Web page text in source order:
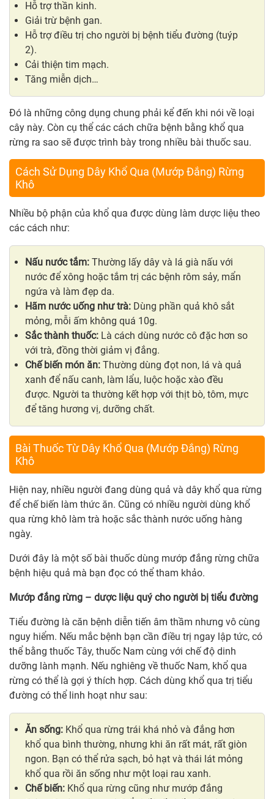
Hỗ trợ thần kinh.
Giải trừ bệnh gan.
Hỗ trợ điều trị cho người bị bệnh tiểu đường (tuýp
2).
Cải thiện tim mạch.
Tăng miễn dịch…
Đó là những công dụng chung phải kể đến khi nói về loại
cây này. Còn cụ thể các cách chữa bệnh bằng khổ qua
rừng ra sao sẽ được trình bày trong nhiều bài thuốc sau.
Cách Sử Dụng Dây Khổ Qua (Mướp Đắng) Rừng
Khô
Nhiều bộ phận của khổ qua được dùng làm dược liệu theo
các cách như:
Nấu nước tắm: Thường lấy dây và lá già nấu với
nước để xông hoặc tắm trị các bệnh rôm sảy, mẩn
ngứa và làm đẹp da.
Hãm nước uống như trà: Dùng phần quả khô sắt
mỏng, mỗi ấm không quá 10g.
Sắc thành thuốc: Là cách dùng nước cô đặc hơn so
với trà, đồng thời giảm vị đắng.
Chế biến món ăn: Thường dùng đọt non, lá và quả
xanh để nấu canh, làm lẩu, luộc hoặc xào đều
được. Người ta thường kết hợp với thịt bò, tôm, mực
để tăng hương vị, dưỡng chất.
Bài Thuốc Từ Dây Khổ Qua (Mướp Đắng) Rừng
Khô
Hiện nay, nhiều người đang dùng quả và dây khổ qua rừng
để chế biến làm thức ăn. Cũng có nhiều người dùng khổ
qua rừng khô làm trà hoặc sắc thành nước uống hàng
ngày.
Dưới đây là một số bài thuốc dùng mướp đắng rừng chữa
bệnh hiệu quả mà bạn đọc có thể tham khảo.
Mướp đắng rừng – dược liệu quý cho người bị tiểu đường
Tiểu đường là căn bệnh diễn tiến âm thầm nhưng vô cùng
nguy hiểm. Nếu mắc bệnh bạn cần điều trị ngay lập tức, có
thể bằng thuốc Tây, thuốc Nam cùng với chế độ dinh
dưỡng lành mạnh. Nếu nghiêng về thuốc Nam, khổ qua
rừng có thể là gợi ý thích hợp. Cách dùng khổ qua trị tiểu
đường có thể linh hoạt như sau:
Ăn sống: Khổ qua rừng trái khá nhỏ và đắng hơn
khổ qua bình thường, nhưng khi ăn rất mát, rất giòn
ngon. Bạn có thể rửa sạch, bỏ hạt và thái lát mỏng
khổ qua rồi ăn sống như một loại rau xanh.
Chế biến: Khổ qua rừng cũng như mướp đắng